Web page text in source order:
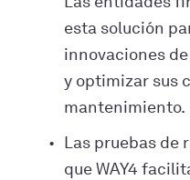
esta solución
innovaciones
y optimizar sus
mantenimiento.
Las pruebas de
que WAY4